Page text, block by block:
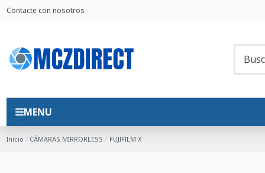
Contacte con nosotros
MENU
Inicio CÁMARAS MIRRORLESS FUJIFILM X